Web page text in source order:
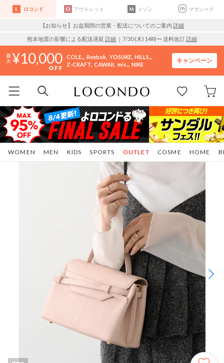
ロコンド アウトレット メゾン マガシーク
【お知らせ】お盆期間の営業・配送についてのご案内 詳細
熊本地震の影響による配送遅延 詳細 ｜7/30 (木) 14時〜 送料改訂詳細
10,000 COLE.. Reebok YOSUKE HILLS..
Z-CRAFT CAWAII mis.. NIKE
キャンペーン
WOMEN MEN KIDS SPORTS COSME HOME
OUTLET